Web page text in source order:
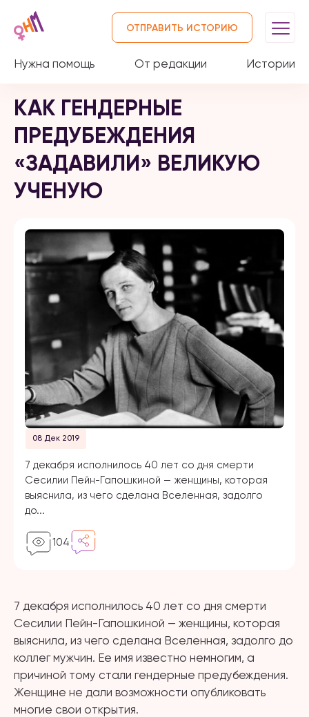
Нужна помощь От редакции Истории
ОТПРАВИТЬ ИСТОРИЮ
КАК ГЕНДЕРНЫЕ
ПРЕДУБЕЖДЕНИЯ
«ЗАДАВИЛИ» ВЕЛИКУЮ
УЧЕНУЮ
08 Дек 2019
7 декабря исполнилось 40 лет со дня смерти
Сесилии Пейн-Гапошкиной — женщины, которая
выяснила, из чего сделана Вселенная, задолго
до...
104
7 декабря исполнилось 40 лет со дня смерти
Сесилии Пейн-Гапошкиной — женщины, которая
выяснила, из чего сделана Вселенная, задолго до
коллег мужчин. Ее имя известно немногим, а
причиной тому стали гендерные предубеждения.
Женщине не дали возможности опубликовать
многие свои открытия.